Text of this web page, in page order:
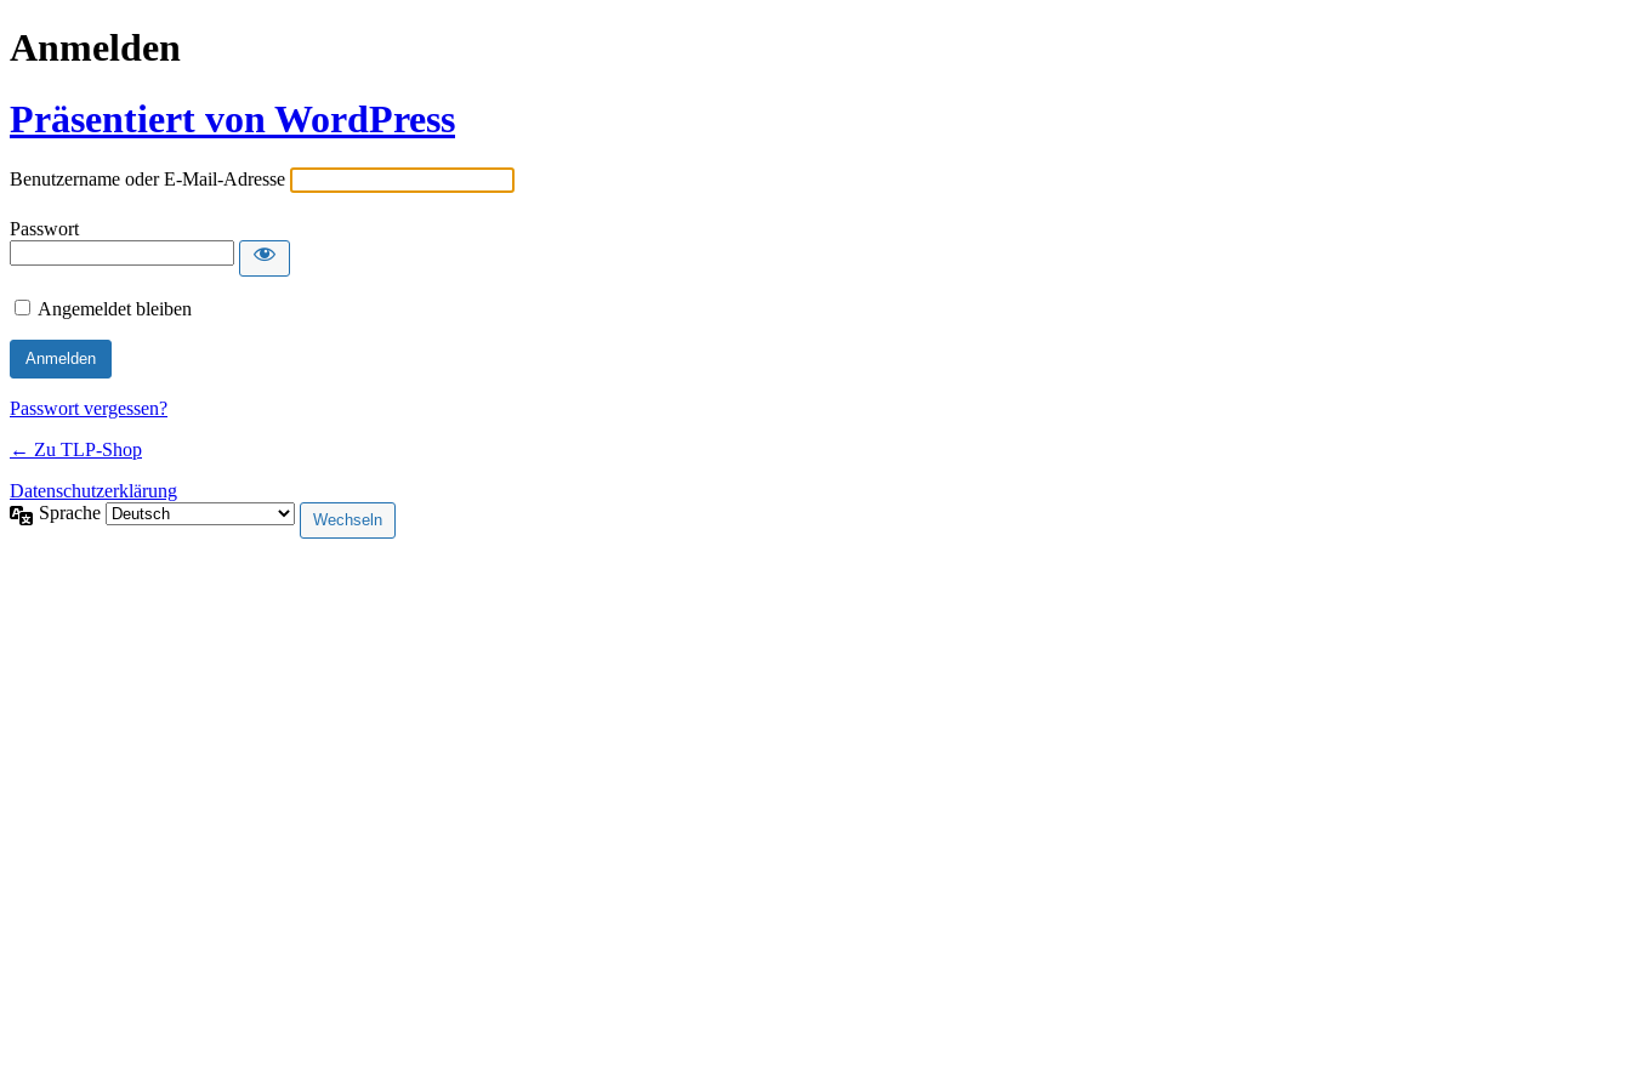
Anmelden
Präsentiert von WordPress
Benutzername oder E-Mail-Adresse
Passwort
Angemeldet bleiben
Passwort vergessen?
← Zu TLP-Shop
Datenschutzerklärung
Sprache